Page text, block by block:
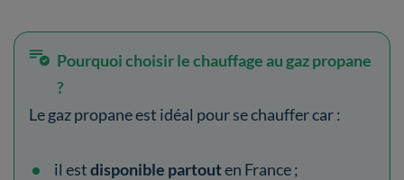
Pourquoi choisir le chauffage au gaz propane
?
Le gaz propane est idéal pour se chauffer car :
il estdisponible partouten France ;